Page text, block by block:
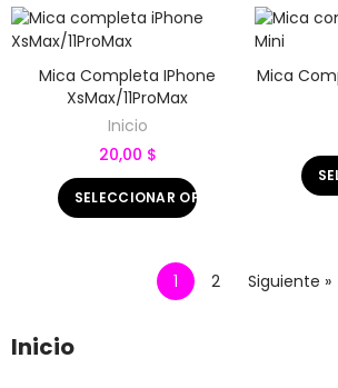
Mica Completa IPhone
XsMax/11ProMax
Inicio
20,00 $
SELECCIONAR OPCIONES
Mica
1 2 Siguiente »
Inicio